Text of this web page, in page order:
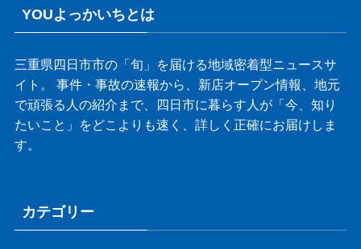
YOUよっかいちとは
三重県四日市市の「旬」を届ける地域密着型ニュースサ
イト。 事件・事故の速報から、新店オープン情報、地元
で頑張る人の紹介まで、四日市に暮らす人が「今、知り
たいこと」をどこよりも速く、詳しく正確にお届けしま
す。
カテゴリー